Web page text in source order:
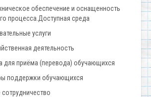
обеспечение и оснащенность
процесса.Доступная среда
услуги
деятельность
для приёма (перевода) обучающихся
поддержки обучающихся